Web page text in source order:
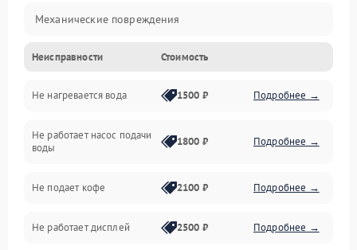
Механические повреждения
Прочие неисправности
Включение и работа
Проблемы с водой
Проблемы с капучинатором и паром
Управление и электроника
Неисправности Стоимость
Не нагревается вода 1500 ₽ Подробнее →
Не работает насос подачи
воды
1800 ₽ Подробнее →
Не подает кофе 2100 ₽ Подробнее →
Не работает дисплей 2500 ₽ Подробнее →